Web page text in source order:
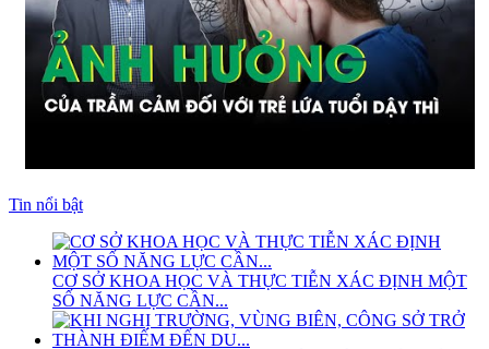
Tin nổi bật
CƠ SỞ KHOA HỌC VÀ THỰC TIỄN XÁC ĐỊNH MỘT
SỐ NĂNG LỰC CẦN...